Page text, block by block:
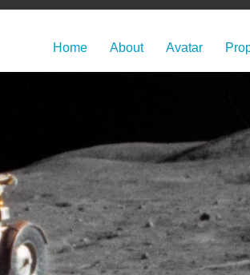
Home About Avatar